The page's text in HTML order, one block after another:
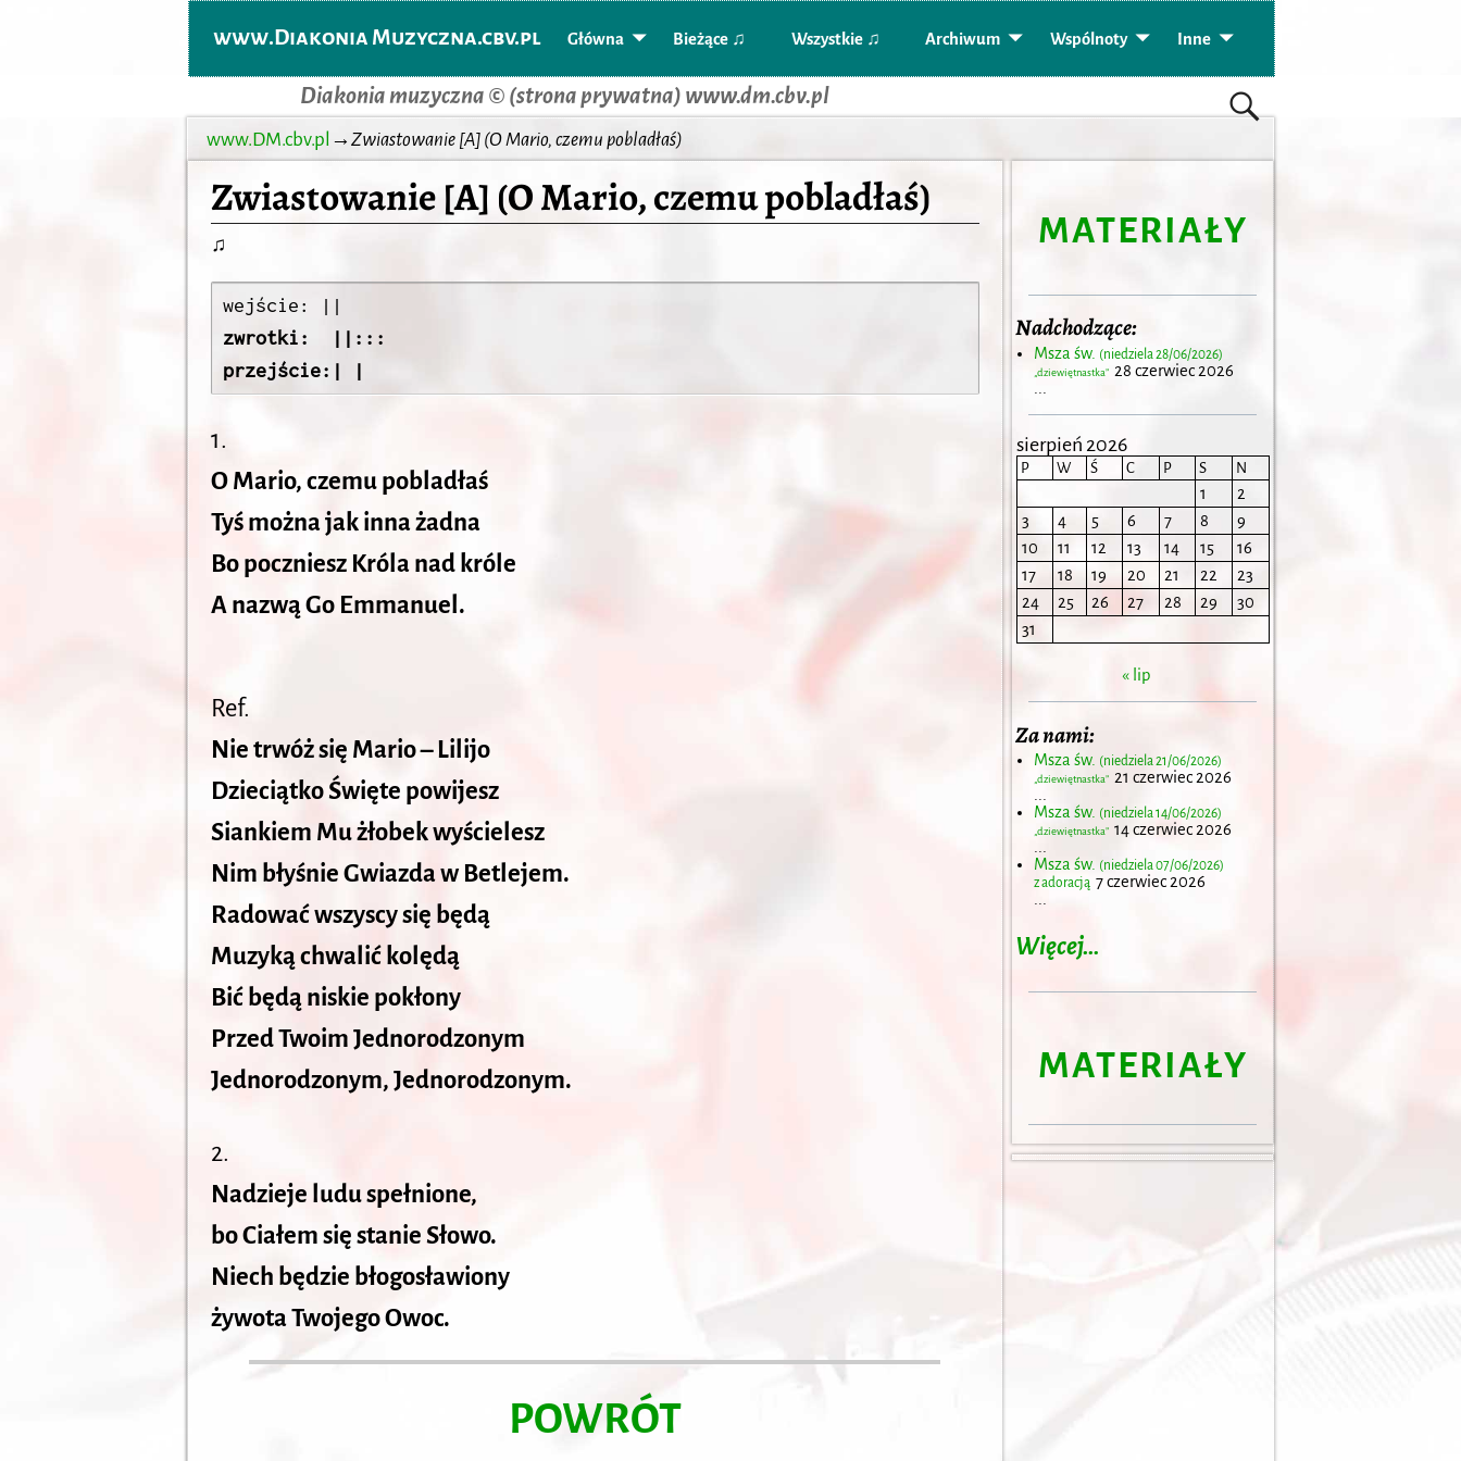
www.Diakonia Muzyczna.cbv.pl Główna Bieżące ♫ Wszystkie ♫ Archiwum Wspólnoty Inne
Diakonia muzyczna © (strona prywatna) www.dm.cbv.pl
www.DM.cbv.pl → Zwiastowanie [A] (O Mario, czemu pobladłaś)
Zwiastowanie [A] (O Mario, czemu pobladłaś)
♫
wejście: ||
zwrotki:  ||:::
przejście:| |
1.
O Mario, czemu pobladłaś
Tyś można jak inna żadna
Bo poczniesz Króla nad króle
A nazwą Go Emmanuel.
Ref.
Nie trwóż się Mario – Lilijo
Dzieciątko Święte powijesz
Siankiem Mu żłobek wyścielesz
Nim błyśnie Gwiazda w Betlejem.
Radować wszyscy się będą
Muzyką chwalić kolędą
Bić będą niskie pokłony
Przed Twoim Jednorodzonym
Jednorodzonym, Jednorodzonym.
2.
Nadzieje ludu spełnione,
bo Ciałem się stanie Słowo.
Niech będzie błogosławiony
żywota Twojego Owoc.
POWRÓT
MATERIAŁY
Nadchodzące:
Msza św. (niedziela 28/06/2026)
„dziewiętnastka” 28 czerwiec 2026
sierpień 2026
P W Ś C P S N
1
2
3
4 5 6 7 8
9
10
11 12 13 14 15
16
17
18 19 20 21 22
23
24
25 26 27 28 29
30
31
« lip
Za nami:
Msza św. (niedziela 21/06/2026)
„dziewiętnastka” 21 czerwiec 2026
Msza św. (niedziela 14/06/2026)
„dziewiętnastka” 14 czerwiec 2026
Msza św. (niedziela 07/06/2026)
z adoracją 7 czerwiec 2026
Więcej…
MATERIAŁY